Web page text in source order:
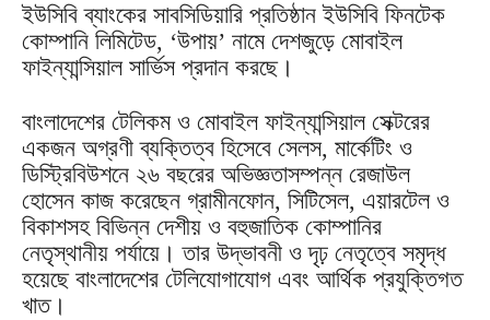
ইউসিবি ব্যাংকের সাবসিডিয়ারি প্রতিষ্ঠান ইউসিবি ফিনটেক
কোম্পানি লিমিটেড, ‘উপায়’ নামে দেশজুড়ে মোবাইল
ফাইন্যান্সিয়াল সার্ভিস প্রদান করছে।
বাংলাদেশের টেলিকম ও মোবাইল ফাইন্যান্সিয়াল সেক্টরের
একজন অগ্রণী ব্যক্তিত্ব হিসেবে সেলস, মার্কেটিং ও
ডিস্ট্রিবিউশনে ২৬ বছরের অভিজ্ঞতাসম্পন্ন রেজাউল
হোসেন কাজ করেছেন গ্রামীনফোন, সিটিসেল, এয়ারটেল ও
বিকাশসহ বিভিন্ন দেশীয় ও বহুজাতিক কোম্পানির
নেতৃস্থানীয় পর্যায়ে। তার উদ্ভাবনী ও দৃঢ় নেতৃত্বে সমৃদ্ধ
হয়েছে বাংলাদেশের টেলিযোগাযোগ এবং আর্থিক প্রযুক্তিগত
খাত।